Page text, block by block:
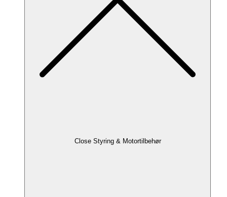
Close Styring & Motortilbehør